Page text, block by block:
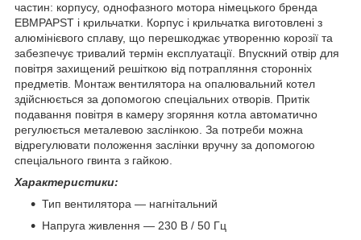
частин: корпусу, однофазного мотора німецького бренда
EBMPAPST і крильчатки. Корпус і крильчатка виготовлені з
алюмінієвого сплаву, що перешкоджає утворенню корозії та
забезпечує тривалий термін експлуатації. Впускний отвір для
повітря захищений решіткою від потрапляння сторонніх
предметів. Монтаж вентилятора на опалювальний котел
здійснюється за допомогою спеціальних отворів. Притік
подавання повітря в камеру згоряння котла автоматично
регулюється металевою заслінкою. За потреби можна
відрегулювати положення заслінки вручну за допомогою
спеціального гвинта з гайкою.
Характеристики:
Тип вентилятора — нагнітальний
Напруга живлення — 230 В / 50 Гц